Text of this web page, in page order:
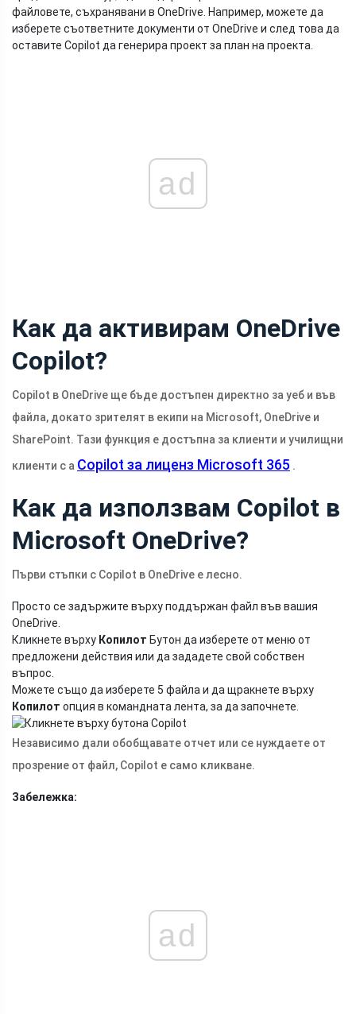
файловете, съхранявани в OneDrive. Например, можете да
изберете съответните документи от OneDrive и след това да
оставите Copilot да генерира проект за план на проекта.
ad
Как да активирам OneDrive
Copilot?
Copilot в OneDrive ще бъде достъпен директно за уеб и във
файла, докато зрителят в екипи на Microsoft, OneDrive и
SharePoint. Тази функция е достъпна за клиенти и училищни
клиенти с a Copilot за лиценз Microsoft 365 .
Как да използвам Copilot в
Microsoft OneDrive?
Първи стъпки с Copilot в OneDrive е лесно.
Просто се задържите върху поддържан файл във вашия
OneDrive.
Кликнете върху Копилот Бутон да изберете от меню от
предложени действия или да зададете свой собствен
въпрос.
Можете също да изберете 5 файла и да щракнете върху
Копилот опция в командната лента, за да започнете.
Независимо дали обобщавате отчет или се нуждаете от
прозрение от файл, Copilot е само кликване.
Забележка:
ad